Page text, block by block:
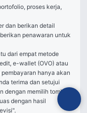
proses kerja,
dan berikan detail
penawaran untuk
dari empat metode
e-wallet (OVO) atau
hanya akan
terima dan setujui
memilih tombol
dengan hasil